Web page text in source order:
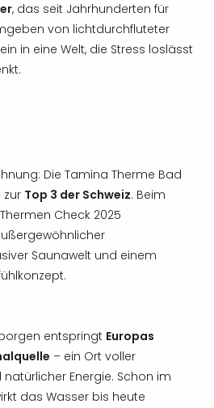
, das seit Jahrhunderten für
von lichtdurchfluteter
in eine Welt, die Stress loslässt
Die Tamina Therme Bad
zur Top 3 der Schweiz. Beim
Check 2025
Saunawelt und einem
entspringt Europas
– ein Ort voller
Energie. Schon im
das Wasser bis heute